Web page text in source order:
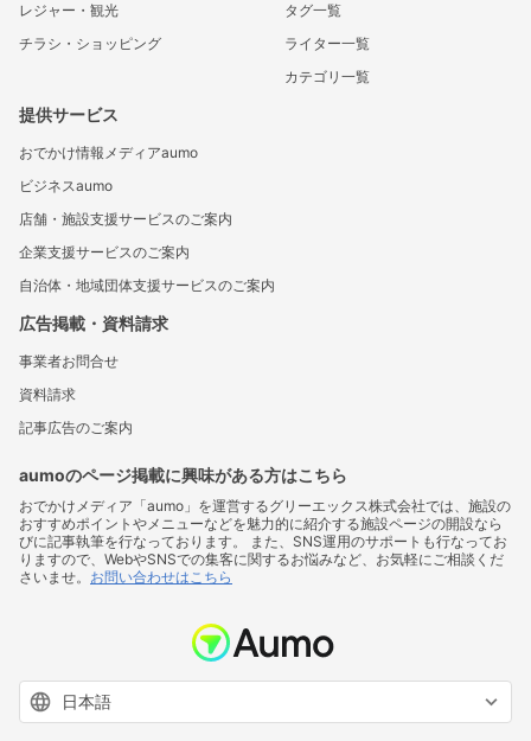
レジャー・観光
チラシ・ショッピング
タグ一覧
ライター一覧
カテゴリ一覧
提供サービス
おでかけ情報メディアaumo
ビジネスaumo
店舗・施設支援サービスのご案内
企業支援サービスのご案内
自治体・地域団体支援サービスのご案内
広告掲載・資料請求
事業者お問合せ
資料請求
記事広告のご案内
aumoのページ掲載に興味がある方はこちら
おでかけメディア「aumo」を運営するグリーエックス株式会社では、施設の
おすすめポイントやメニューなどを魅力的に紹介する施設ページの開設なら
びに記事執筆を行なっております。 また、SNS運用のサポートも行なってお
りますので、WebやSNSでの集客に関するお悩みなど、お気軽にご相談くだ
さいませ。 お問い合わせはこちら